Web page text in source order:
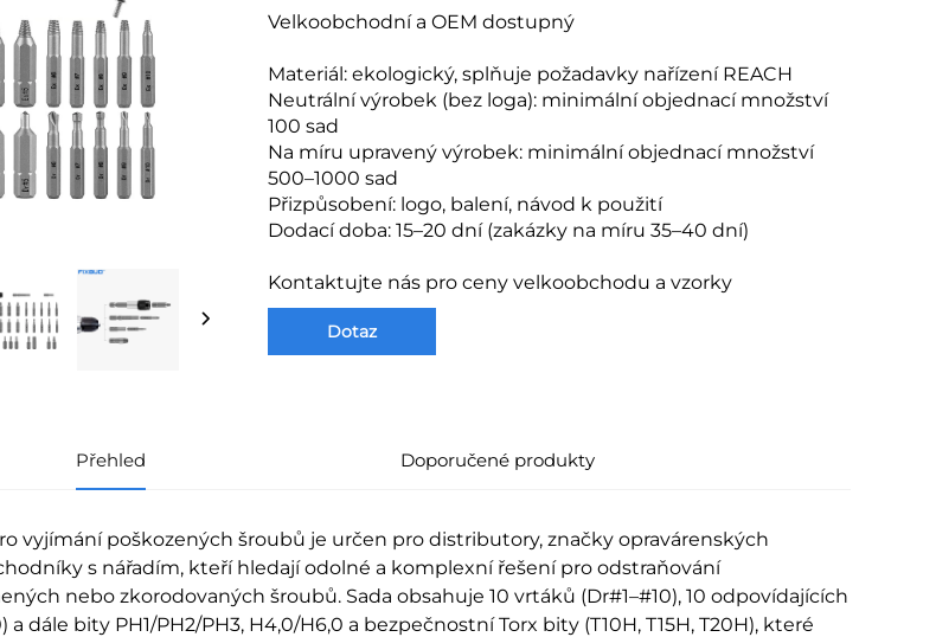
Velkoobchodní a OEM dostupný
Materiál: ekologický, splňuje požadavky nařízení REACH
Neutrální výrobek (bez loga): minimální objednací množství
100 sad
Na míru upravený výrobek: minimální objednací množství
500–1000 sad
Přizpůsobení: logo, balení, návod k použití
Dodací doba: 15–20 dní (zakázky na míru 35–40 dní)
Kontaktujte nás pro ceny velkoobchodu a vzorky
Dotaz
Přehled Doporučené produkty
vyjímání poškozených šroubů je určen pro distributory, značky opravárenských
s nářadím, kteří hledají odolné a komplexní řešení pro odstraňování
nebo zkorodovaných šroubů. Sada obsahuje 10 vrtáků (Dr#1–#10), 10 odpovídajících
a dále bity PH1/PH2/PH3, H4,0/H6,0 a bezpečnostní Torx bity (T10H, T15H, T20H), které